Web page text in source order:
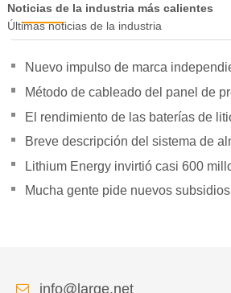
Noticias de la industria más calientes
Últimas noticias de la industria
Nuevo impulso de marca
la orientación de política para
Método de cableado del panel de
batería de litio
El rendimiento de las baterías de
superando gradualmente
Breve descripción del sistema de
energía Tesla Powerpack Large
Lithium Energy invirtió casi 600
establecer subsidiarias
Mucha gente pide nuevos
info@large.net